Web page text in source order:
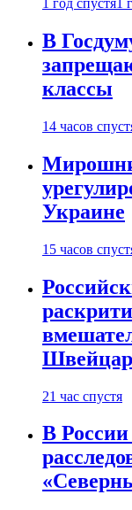
1 год спустя 1
В
классы
14 часов
Украине
15 часов
21 час спустя
В